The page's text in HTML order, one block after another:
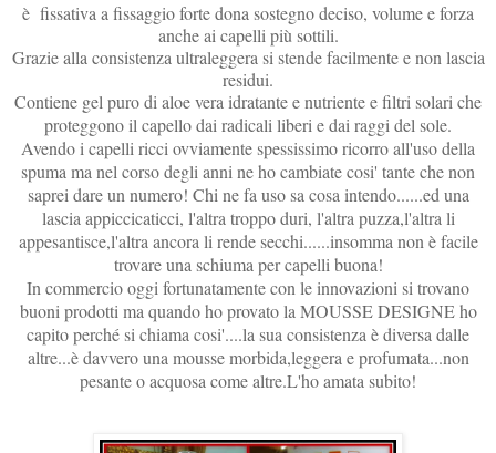
è fissativa a fissaggio forte dona sostegno deciso, volume e forza
anche ai capelli più sottili.
Grazie alla consistenza ultraleggera si stende facilmente e non lascia
residui.
Contiene gel puro di aloe vera idratante e nutriente e filtri solari che
proteggono il capello dai radicali liberi e dai raggi del sole.
Avendo i capelli ricci ovviamente spessissimo ricorro all'uso della
spuma ma nel corso degli anni ne ho cambiate cosi' tante che non
saprei dare un numero! Chi ne fa uso sa cosa intendo......ed una
lascia appiccicaticci, l'altra troppo duri, l'altra puzza,l'altra li
appesantisce,l'altra ancora li rende secchi......insomma non è facile
trovare una schiuma per capelli buona!
In commercio oggi fortunatamente con le innovazioni si trovano
buoni prodotti ma quando ho provato la MOUSSE DESIGNE ho
capito perché si chiama cosi'....la sua consistenza è diversa dalle
altre...è davvero una mousse morbida,leggera e profumata...non
pesante o acquosa come altre.L'ho amata subito!